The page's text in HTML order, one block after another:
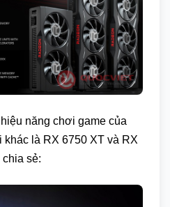
năng chơi game của
là RX 6750 XT và RX
sẻ: